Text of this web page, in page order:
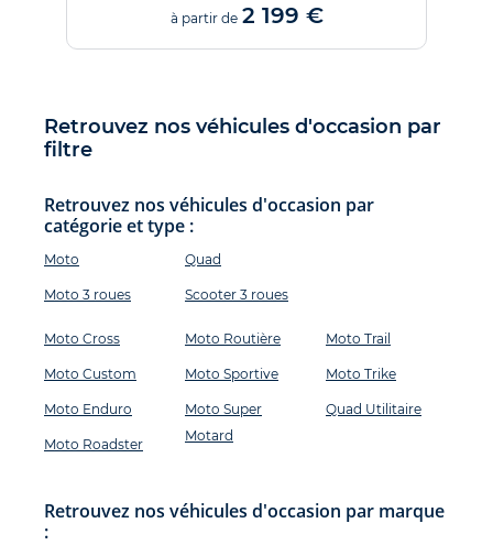
à partir de 2 199 €
Retrouvez nos véhicules d'occasion par
filtre
Retrouvez nos véhicules d'occasion par
catégorie et type :
Moto
Moto 3 roues
Quad
Scooter 3 roues
Moto Cross
Moto Custom
Moto Enduro
Moto Roadster
Moto Routière
Moto Sportive
Moto Super
Motard
Moto Trail
Moto Trike
Quad Utilitaire
Retrouvez nos véhicules d'occasion par marque
: